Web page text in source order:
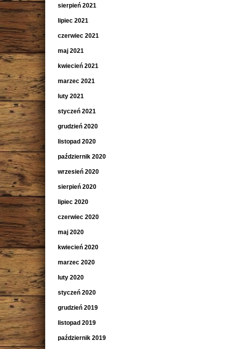
sierpień 2021
lipiec 2021
czerwiec 2021
maj 2021
kwiecień 2021
marzec 2021
luty 2021
styczeń 2021
grudzień 2020
listopad 2020
październik 2020
wrzesień 2020
sierpień 2020
lipiec 2020
czerwiec 2020
maj 2020
kwiecień 2020
marzec 2020
luty 2020
styczeń 2020
grudzień 2019
listopad 2019
październik 2019